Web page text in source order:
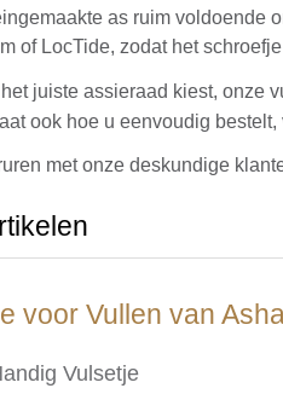
as ruim voldoende
of LocTide, zodat het
juiste assieraad kiest, onze
ook hoe u eenvoudig
met onze deskundige
voor Vullen van